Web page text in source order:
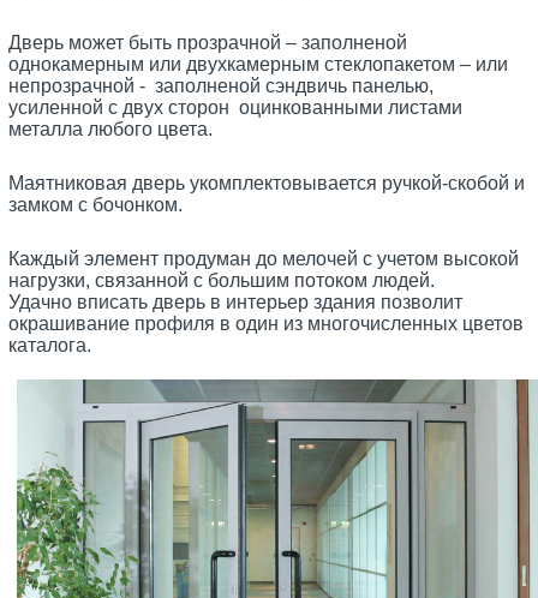
Дверь может быть прозрачной – заполненой
однокамерным или двухкамерным стеклопакетом – или
непрозрачной - заполненой сэндвичь панелью,
усиленной с двух сторон оцинкованными листами
металла любого цвета.
Маятниковая дверь укомплектовывается ручкой-скобой и
замком с бочонком.
Каждый элемент продуман до мелочей с учетом высокой
нагрузки, связанной с большим потоком людей.
Удачно вписать дверь в интерьер здания позволит
окрашивание профиля в один из многочисленных цветов
каталога.